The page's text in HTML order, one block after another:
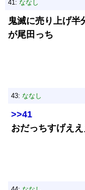
41: ななし
鬼滅に売り上げ半
が尾田っち
43: ななし
>>41
おだっちすげええ